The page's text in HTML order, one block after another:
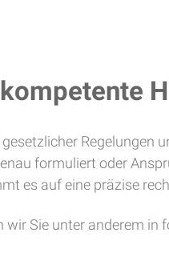
Regelungen
formuliert oder
es auf eine präzise
wir Sie unter anderem in